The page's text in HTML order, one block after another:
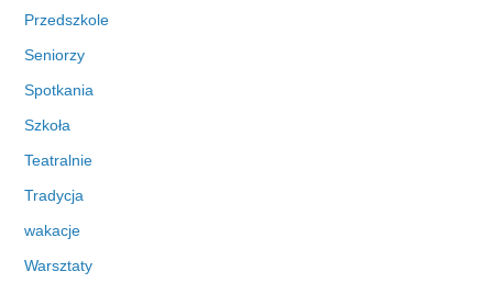
Przedszkole
Seniorzy
Spotkania
Szkoła
Teatralnie
Tradycja
wakacje
Warsztaty